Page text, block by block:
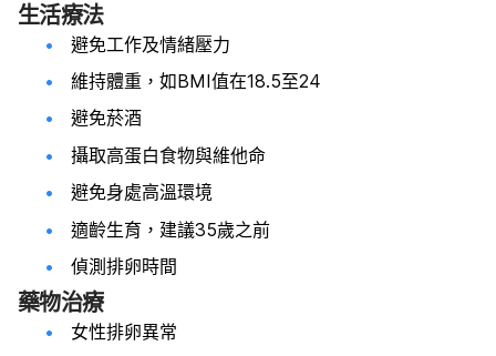
生活療法
避免工作及情緒壓力
維持體重，如BMI值在18.5至24
避免菸酒
攝取高蛋白食物與維他命
避免身處高溫環境
適齡生育，建議35歲之前
偵測排卵時間
藥物治療
女性排卵異常